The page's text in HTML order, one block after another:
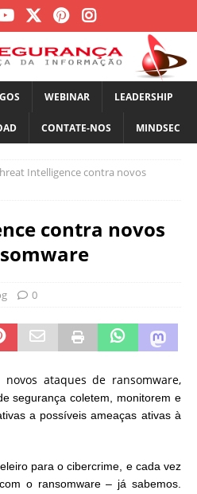
WEBINAR LEADERSHIP
CONTATE-NOS MINDSEC
Intelligence contra novos
contra novos
0
ataques de ransomware,
segurança coletem, monitorem e
a possíveis ameaças ativas à
para o cibercrime, e cada vez
o ransomware – já sabemos.